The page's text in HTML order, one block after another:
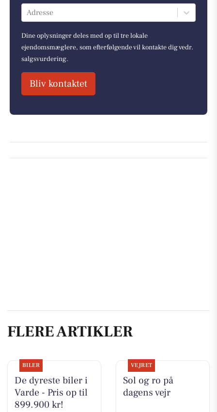
Adresse
Dine oplysninger deles med op til tre lokale
ejendomsmæglere, som efterfølgende vil kontakte dig vedr.
salgsvurdering.
Bliv kontaktet
FLERE ARTIKLER
BILER
De dyreste biler i
Varde - Pris op til
899.900 kr!
VEJRET
Sol og ro på
dagens vejr